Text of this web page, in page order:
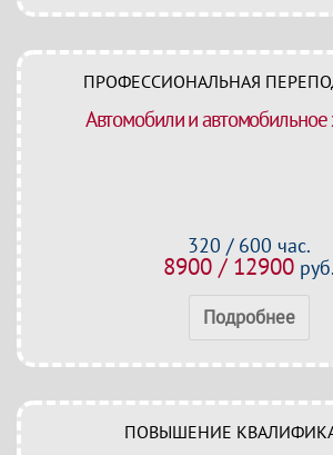
ПРОФЕССИОНАЛЬНАЯ
Автомобили и автомобильное
320 / 600 час.
8900 / 12900руб.
Подробнее
ПОВЫШЕНИЕ